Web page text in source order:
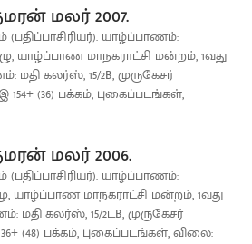
மலர் 2007.
யாழ்ப்பாணம்:
யாழ்ப்பாண மாநகராட்சி மன்றம், 1வது
மதி கலர்ஸ், 15/2B, முருகேசர்
(36) பக்கம், புகைப்படங்கள்,
மலர் 2006.
யாழ்ப்பாணம்:
யாழ்ப்பாண மாநகராட்சி மன்றம், 1வது
மதி கலர்ஸ், 15/2டB, முருகேசர்
(48) பக்கம், புகைப்படங்கள், விலை: